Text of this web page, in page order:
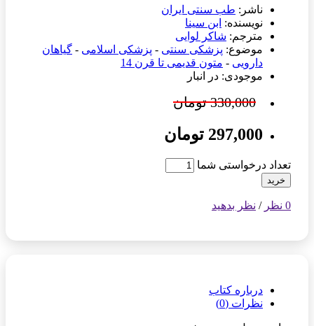
ناشر: طب سنتی ایران
نویسنده: ابن سینا
مترجم: شاکر لوایی
موضوع: پزشکی سنتی - پزشکی اسلامی - گیاهان
دارویی - متون قدیمی تا قرن 14
موجودی: در انبار
330,000 تومان
297,000 تومان
تعداد درخواستی شما
خرید
0 نظر / نظر بدهید
درباره کتاب
نظرات (0)